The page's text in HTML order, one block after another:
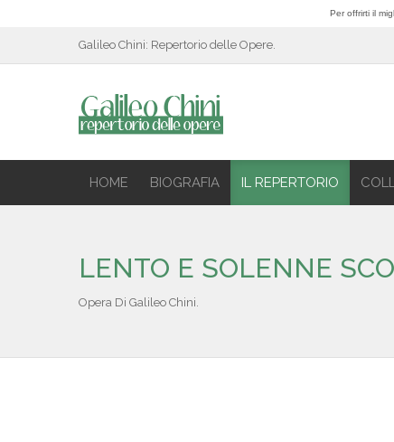
Per offrirti il
Galileo Chini: Repertorio delle Opere.
HOME BIOGRAFIA IL REPERTORIO
LENTO E SOLENNE
Opera Di Galileo Chini.